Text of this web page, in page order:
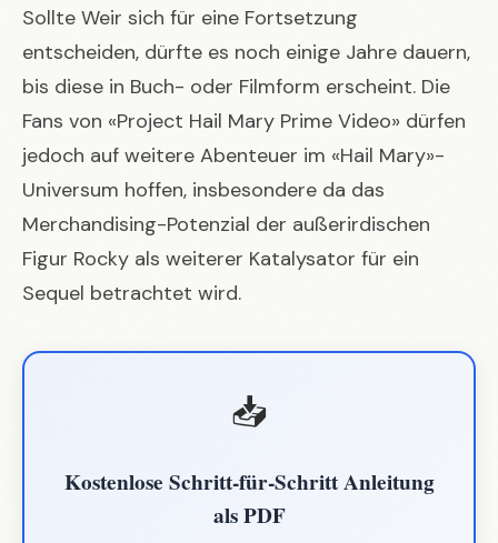
Sollte Weir sich für eine Fortsetzung
entscheiden, dürfte es noch einige Jahre dauern,
bis diese in Buch- oder Filmform erscheint. Die
Fans von «Project Hail Mary Prime Video» dürfen
jedoch auf weitere Abenteuer im «Hail Mary»-
Universum hoffen, insbesondere da das
Merchandising-Potenzial der außerirdischen
Figur Rocky als weiterer Katalysator für ein
Sequel betrachtet wird.
📥
Kostenlose Schritt-für-Schritt Anleitung
als PDF